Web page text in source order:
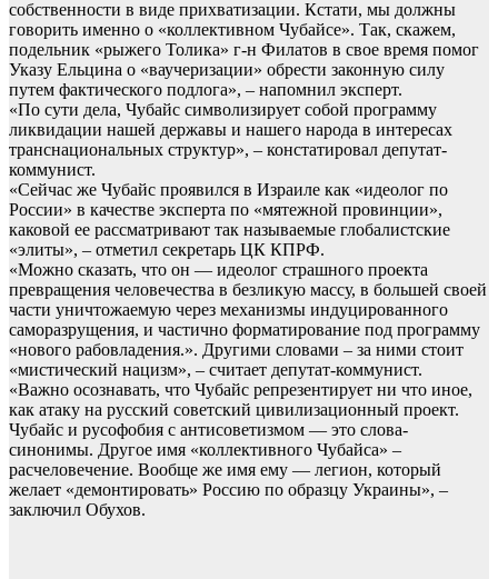
собственности в виде прихватизации. Кстати, мы должны
говорить именно о «коллективном Чубайсе». Так, скажем,
подельник «рыжего Толика» г-н Филатов в свое время помог
Указу Ельцина о «ваучеризации» обрести законную силу
путем фактического подлога», – напомнил эксперт.
«По сути дела, Чубайс символизирует собой программу
ликвидации нашей державы и нашего народа в интересах
транснациональных структур», – констатировал депутат-
коммунист.
«Сейчас же Чубайс проявился в Израиле как «идеолог по
России» в качестве эксперта по «мятежной провинции»,
каковой ее рассматривают так называемые глобалистские
«элиты», – отметил секретарь ЦК КПРФ.
«Можно сказать, что он — идеолог страшного проекта
превращения человечества в безликую массу, в большей своей
части уничтожаемую через механизмы индуцированного
саморазрущения, и частично форматирование под программу
«нового рабовладения.». Другими словами – за ними стоит
«мистический нацизм», – считает депутат-коммунист.
«Важно осознавать, что Чубайс репрезентирует ни что иное,
как атаку на русский советский цивилизационный проект.
Чубайс и русофобия с антисоветизмом — это слова-
синонимы. Другое имя «коллективного Чубайса» –
расчеловечение. Вообще же имя ему — легион, который
желает «демонтировать» Россию по образцу Украины», –
заключил Обухов.